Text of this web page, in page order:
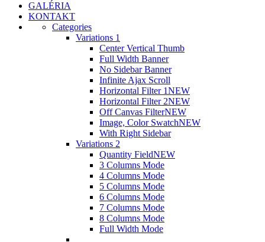
GALÉRIA
KONTAKT
Categories
Variations 1
Center Vertical Thumb
Full Width Banner
No Sidebar Banner
Infinite Ajax Scroll
Horizontal Filter 1NEW
Horizontal Filter 2NEW
Off Canvas FilterNEW
Image, Color SwatchNEW
With Right Sidebar
Variations 2
Quantity FieldNEW
3 Columns Mode
4 Columns Mode
5 Columns Mode
6 Columns Mode
7 Columns Mode
8 Columns Mode
Full Width Mode